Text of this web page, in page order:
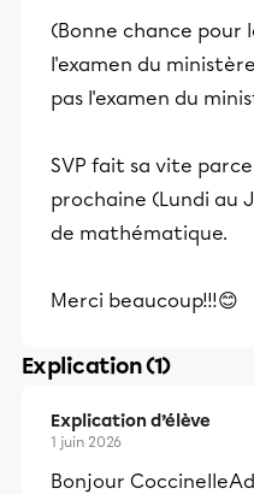
(Bonne chance pour
l'examen du
pas l'examen du
SVP fait sa vite
prochaine (Lundi au
de mathématique.
Merci beaucoup!!!😊
Explication (1)
Explication d’élève
1 juin 2026
Bonjour